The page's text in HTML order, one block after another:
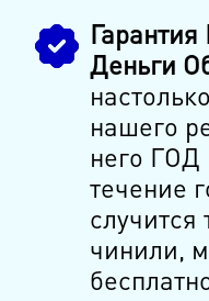
Деньги
нашего
него ГОД
течение
чинили,